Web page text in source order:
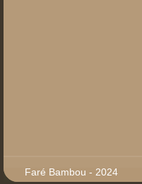
Faré Bambou - 2024